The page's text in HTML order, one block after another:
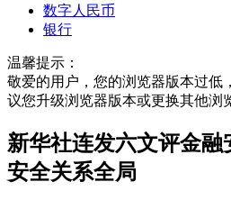
数字人民币
银行
温馨提示：
敬爱的用户，您的浏览器版本过低
议您升级浏览器版本或更换其他浏
新华社连发六文评金融
安全关系全局